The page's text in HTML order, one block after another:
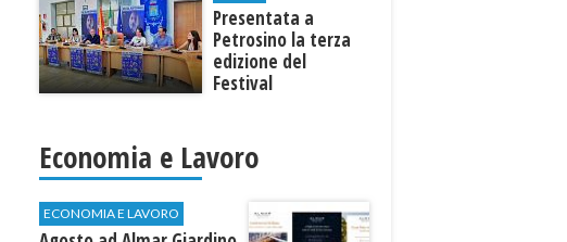
Presentata a
Petrosino la terza
edizione del
Festival
"Voci dal
Mediterraneo"
Economia e Lavoro
ECONOMIA E LAVORO